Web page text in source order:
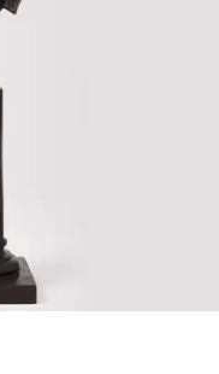
RAISONNÉ
GALERISTES